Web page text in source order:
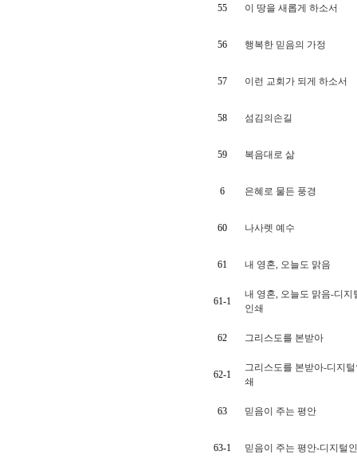
55 이 땅을 새롭게 하소서
56 행복한 믿음의 가정
57 이런 교회가 되게 하소서
58 섬김의손길
59 복음대로 삶
6 은혜로 물든 풍경
60 나사렛 예수
61 내 영혼, 오늘도 맑음
61-1
내 영혼, 오늘도 맑음-디지
인쇄
62 그리스도를 본받아
62-1
그리스도를 본받아-디지
쇄
63 믿음이 주는 평안
63-1 믿음이 주는 평안-디지털